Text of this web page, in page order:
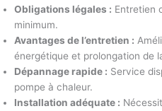
Obligations légales : Entretien
minimum.
Avantages de l’entretien :
énergétique et prolongation de
Dépannage rapide : Service
pompe à chaleur.
Installation adéquate :